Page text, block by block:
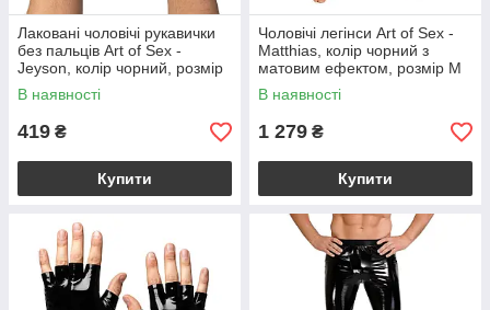
Лаковані чоловічі рукавички
без пальців Art of Sex -
Jeyson, колір чорний, розмір
S
В наявності
419 ₴
Купити
Чоловічі легінси Art of Sex -
Matthias, колір чорний з
матовим ефектом, розмір М
В наявності
1 279 ₴
Купити